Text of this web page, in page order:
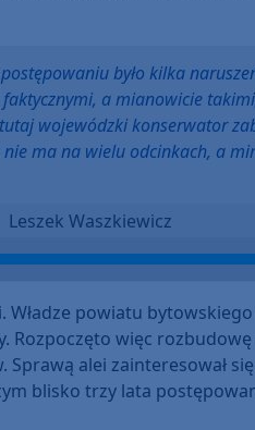
było kilka
a mianowicie
wojewódzki konserwator
ma na wielu odcinkach, a
Leszek Waszkiewicz
powiatu
Rozpoczęto więc
alei zainteresował
blisko trzy lata